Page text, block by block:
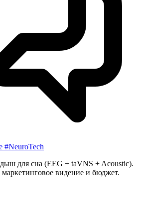
для сна (EEG + taVNS + Acoustic).
видение и бюджет.